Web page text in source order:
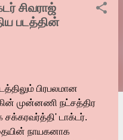
சிவராஜ்
படத்தின்
பிரபலமான
முன்னணி நட்சத்திர
சக்கரவர்த்தி' டாக்டர்.
நாயகனாக